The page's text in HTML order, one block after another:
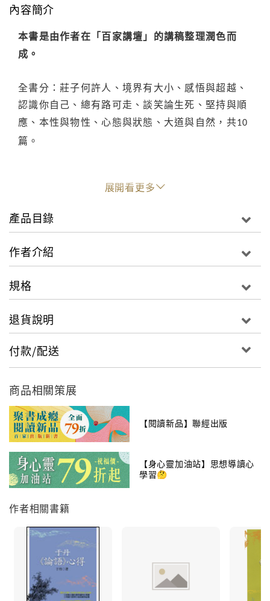
內容簡介
本書是由作者在「百家講壇」的講稿整理潤色而
成。
全書分：莊子何許人、境界有大小、感悟與超越、
認識你自己、總有路可走、談笑論生死、堅持與順
應、本性與物性、心態與狀態、大道與自然，共10
篇。
展開看更多
產品目錄
作者介紹
規格
退貨說明
付款/配送
商品相關策展
【閱讀新品】聯經出版
【身心靈加油站】思想導讀心
學習🤔
作者相關書籍